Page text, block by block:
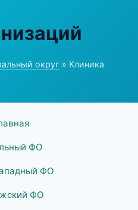
округ » Клиника
ФО
ФО
ФО